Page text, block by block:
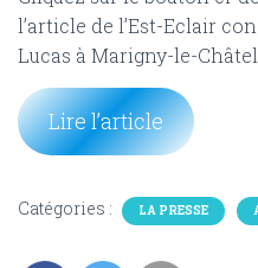
l’article de l’Est-Eclair
Lucas à Marigny-le-
Lire l’article
Catégories : LA PRESSE